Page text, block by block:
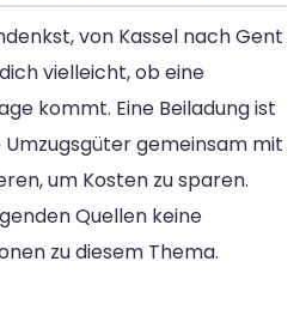
von Kassel nach Gent
vielleicht, ob eine
kommt. Eine Beiladung ist
gemeinsam mit
um Kosten zu sparen.
Quellen keine
zu diesem Thema.